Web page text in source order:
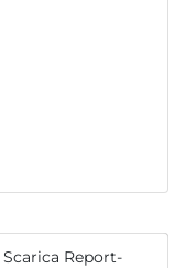
Scarica Report-